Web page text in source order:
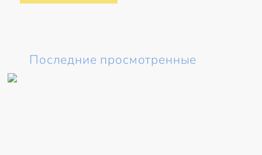
Последние просмотренные